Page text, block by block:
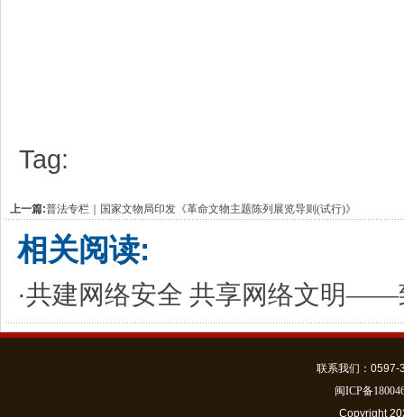
Tag:
上一篇:普法专栏｜国家文物局印发《革命文物主题陈列展览导则(试行)》
相关阅读:
·共建网络安全 共享网络文明——
联系我们：0597-
闽ICP备
Copyright